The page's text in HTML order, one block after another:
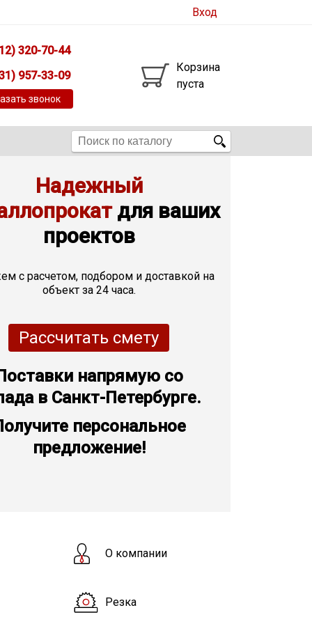
Вход
320-70-44
957-33-09
звонок
Корзина
пуста
Надежный
для ваших
проектов
с расчетом, подбором и доставкой на
объект за 24 часа.
Рассчитать смету
напрямую со
в Санкт-Петербурге.
персональное
предложение!
О компании
Резка